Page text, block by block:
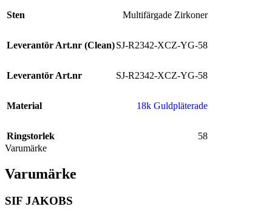
Sten Multifärgade Zirkoner
Leverantör Art.nr (Clean)SJ-R2342-XCZ-YG-58
Leverantör Art.nr SJ-R2342-XCZ-YG-58
Material 18k Guldpläterade
Ringstorlek
58
Varumärke
Varumärke
SIF JAKOBS